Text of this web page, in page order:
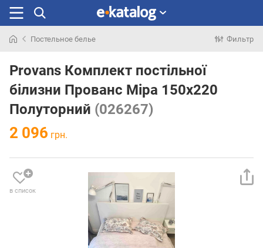
раньше
Постельное белье Фильтр
Provans Комплект постільної
білизни Прованс Міра 150х220
Полуторний (026267)
2 096 грн.
в список